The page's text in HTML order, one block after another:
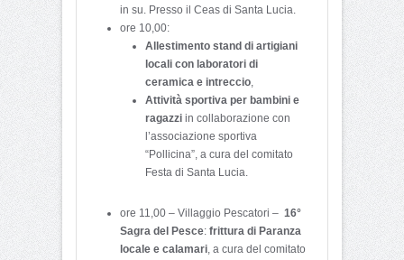
in su. Presso il Ceas di Santa Lucia.
ore 10,00:
Allestimento stand di artigiani
locali con laboratori di
ceramica e intreccio,
Attività sportiva per bambini e
ragazzi in collaborazione con
l’associazione sportiva
“Pollicina”, a cura del comitato
Festa di Santa Lucia.
ore 11,00 – Villaggio Pescatori –16°
Sagra del Pesce:frittura di Paranza
locale e calamari, a cura del comitato